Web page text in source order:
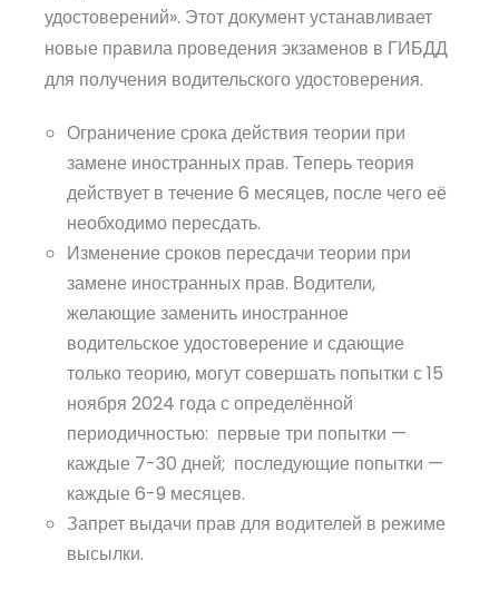
удостоверений». Этот документ устанавливает
новые правила проведения экзаменов в ГИБДД
для получения водительского удостоверения.
Ограничение срока действия теории при
замене иностранных прав. Теперь теория
действует в течение 6 месяцев, после чего её
необходимо пересдать.
Изменение сроков пересдачи теории при
замене иностранных прав. Водители,
желающие заменить иностранное
водительское удостоверение и сдающие
только теорию, могут совершать попытки с 15
ноября 2024 года с определённой
периодичностью: первые три попытки —
каждые 7-30 дней; последующие попытки —
каждые 6-9 месяцев.
Запрет выдачи прав для водителей в режиме
высылки.